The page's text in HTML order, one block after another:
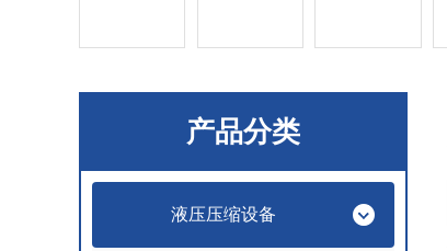
产品分类
液压压缩设备